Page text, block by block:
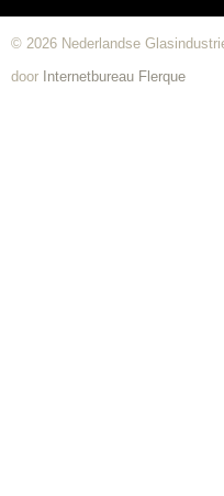
© 2026 Nederlandse
door Internetbureau Flerque